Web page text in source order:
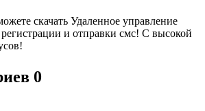
скачать Удаленное управление
регистрации и отправки смс! С высокой
0